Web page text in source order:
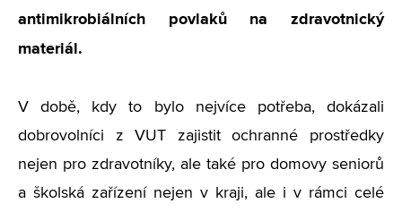
antimikrobiálních povlaků na zdravotnický
materiál.
V době, kdy to bylo nejvíce potřeba, dokázali
dobrovolníci z VUT zajistit ochranné prostředky
nejen pro zdravotníky, ale také pro domovy seniorů
a školská zařízení nejen v kraji, ale i v rámci celé